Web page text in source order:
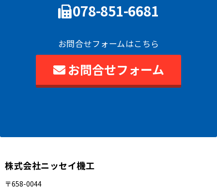
078-851-6681
お問合せフォームはこちら
お問合せフォーム
株式会社ニッセイ機工
〒658-0044